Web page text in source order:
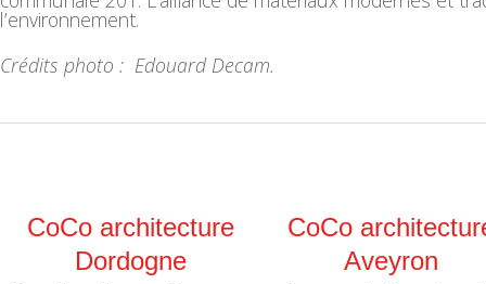
l’environnement.
Crédits photo : Edouard Decam.
CoCo architecture
Dordogne
CoCo
Aveyron